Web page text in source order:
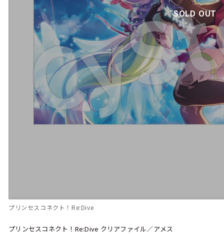
SOLD OUT
プリンセスコネクト！Re:Dive
プリンセスコネクト！Re:Dive クリアファイル／アメス